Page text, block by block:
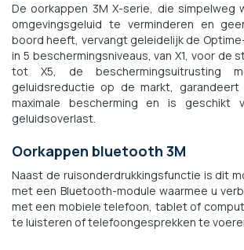
De oorkappen 3M X-serie, die simpelweg
omgevingsgeluid te verminderen en
boord heeft, vervangt geleidelijk de
in 5 beschermingsniveaus, van X1, voor de
tot X5, de beschermingsuitrusting
geluidsreductie op de markt,
maximale bescherming en is geschikt
geluidsoverlast.
Oorkappen bluetooth 3M
Naast de ruisonderdrukkingsfunctie is dit
met een Bluetooth-module waarmee u
met een mobiele telefoon, tablet of
te luisteren of telefoongesprekken te